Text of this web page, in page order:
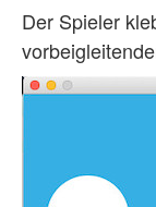
Der Spieler